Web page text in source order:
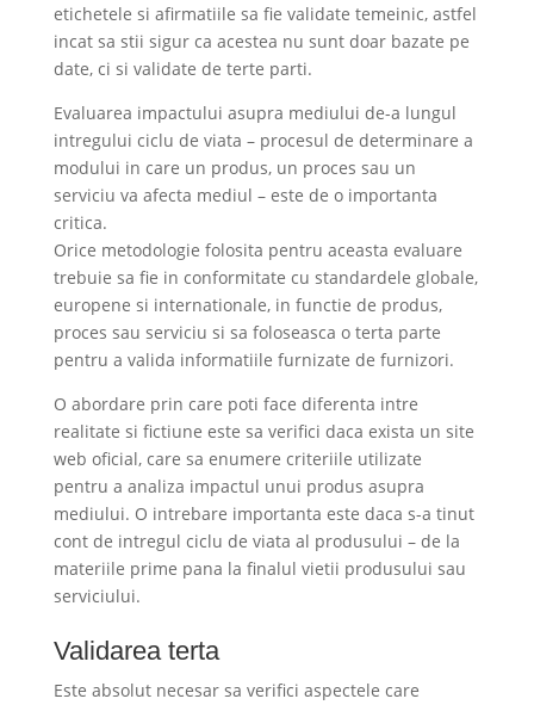
etichetele si afirmatiile sa fie validate temeinic, astfel
incat sa stii sigur ca acestea nu sunt doar bazate pe
date, ci si validate de terte parti.
Evaluarea impactului asupra mediului de-a lungul
intregului ciclu de viata – procesul de determinare a
modului in care un produs, un proces sau un
serviciu va afecta mediul – este de o importanta
critica.
Orice metodologie folosita pentru aceasta evaluare
trebuie sa fie in conformitate cu standardele globale,
europene si internationale, in functie de produs,
proces sau serviciu si sa foloseasca o terta parte
pentru a valida informatiile furnizate de furnizori.
O abordare prin care poti face diferenta intre
realitate si fictiune este sa verifici daca exista un site
web oficial, care sa enumere criteriile utilizate
pentru a analiza impactul unui produs asupra
mediului. O intrebare importanta este daca s-a tinut
cont de intregul ciclu de viata al produsului – de la
materiile prime pana la finalul vietii produsului sau
serviciului.
Validarea terta
Este absolut necesar sa verifici aspectele care